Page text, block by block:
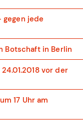
jede
Botschaft in Berlin
vor der
17 Uhr am